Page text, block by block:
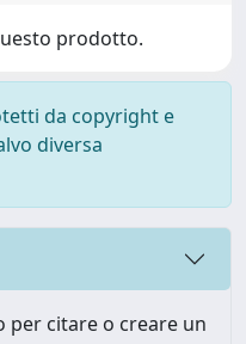
prodotto.
da copyright e
diversa
per citare o creare un